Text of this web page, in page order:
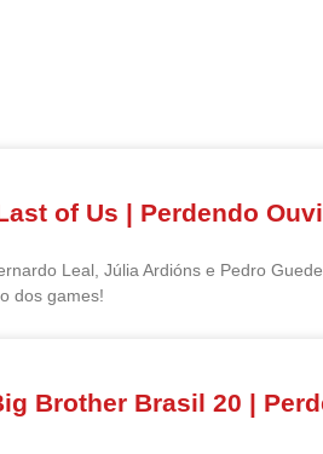
of Us | Perdendo
Leal, Júlia Ardións e Pedro
dos games!
Brother Brasil 20 |